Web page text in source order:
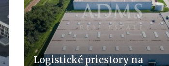
Logistické priestory na